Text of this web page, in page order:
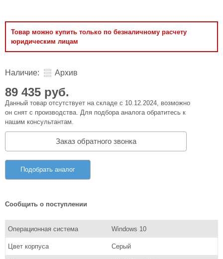
Товар можно купить только по безналичному расчету
юридическим лицам
Наличие: Архив
89 435 руб.
Данный товар отсутствует на складе с 10.12.2024, возможно
он снят с производства. Для подбора аналога обратитесь к
нашим консультантам.
Заказ обратного звонка
Подобрать аналог
Сообщить о поступлении
Операционная система Windows 10
Цвет корпуса Серый